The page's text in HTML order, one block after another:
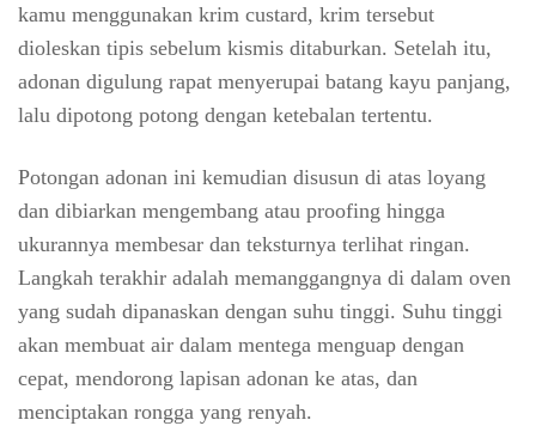
kamu menggunakan krim custard, krim tersebut
dioleskan tipis sebelum kismis ditaburkan. Setelah itu,
adonan digulung rapat menyerupai batang kayu panjang,
lalu dipotong potong dengan ketebalan tertentu.
Potongan adonan ini kemudian disusun di atas loyang
dan dibiarkan mengembang atau proofing hingga
ukurannya membesar dan teksturnya terlihat ringan.
Langkah terakhir adalah memanggangnya di dalam oven
yang sudah dipanaskan dengan suhu tinggi. Suhu tinggi
akan membuat air dalam mentega menguap dengan
cepat, mendorong lapisan adonan ke atas, dan
menciptakan rongga yang renyah.